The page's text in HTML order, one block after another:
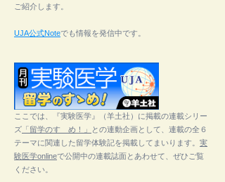
ご紹介します。
UJA公式Noteでも情報を発信中です。
ここでは、『実験医学』（羊土社）に掲載の連載シリー
ズ 「留学のすゝめ！」
との連動企画として、連載の全６
テーマに関連した留学体験記を掲載してまいります。 実
験医学onlineで公開中の連載誌面とあわせて、ぜひご覧
ください。